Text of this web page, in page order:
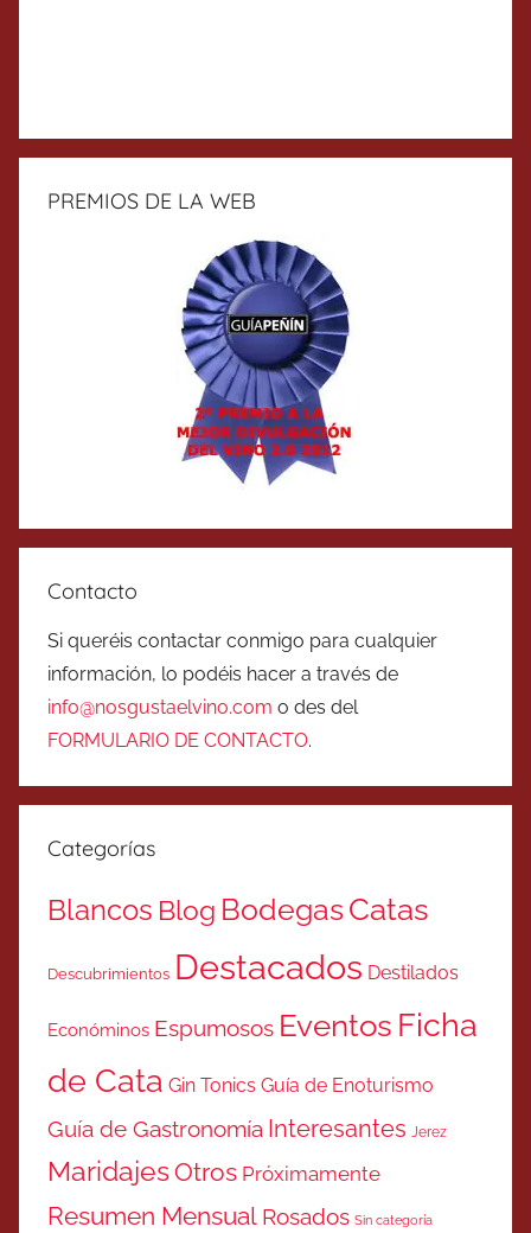
PREMIOS DE LA WEB
Contacto
Si queréis contactar conmigo para cualquier
información, lo podéis hacer a través de
info@nosgustaelvino.com o des del
FORMULARIO DE CONTACTO.
Categorías
Blancos Blog BodegasCatas
Descubrimientos Destacados Destilados
Económinos Espumosos Eventos Ficha
de Cata Gin Tonics Guía de Enoturismo
Guía de Gastronomía Interesantes Jerez
MaridajesOtros Próximamente
Resumen Mensual Rosados Sin categoría